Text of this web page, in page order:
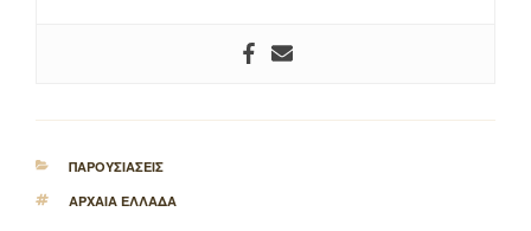
ΚΑΤΗΓΟΡΙΕΣ
ΠΑΡΟΥΣΙΑΣΕΙΣ
ΕΤΙΚΕΤΕΣ
ΑΡΧΑΙΑ ΕΛΛΑΔΑ